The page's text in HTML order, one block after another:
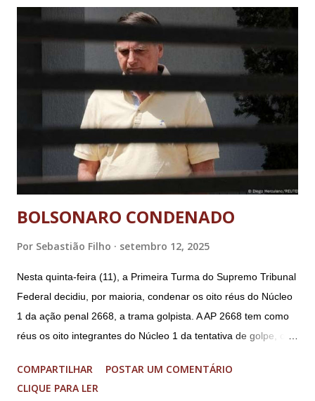
BOLSONARO CONDENADO
Por Sebastião Filho setembro 12, 2025
Nesta quinta-feira (11), a Primeira Turma do Supremo Tribunal
Federal decidiu, por maioria, condenar os oito réus do Núcleo
1 da ação penal 2668, a trama golpista. A AP 2668 tem como
réus os oito integrantes do Núcleo 1 da tentativa de golpe, ou
(PGR): o deputado federal Alexandre Ramagem, ex-diretor da
Agência Brasileira de Inteligência (Abin); o almirante Almir
COMPARTILHAR
POSTAR UM COMENTÁRIO
CLIQUE PARA LER